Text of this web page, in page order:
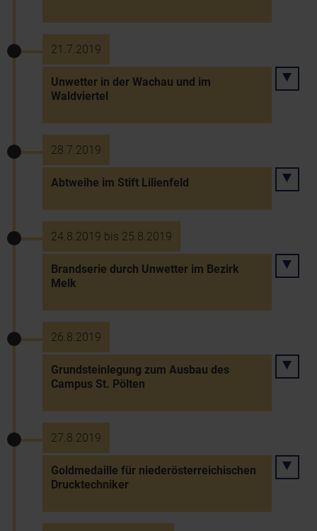
21.7.2019
Unwetter in der Wachau und im
Waldviertel
28.7.2019
Abtweihe im Stift Lilienfeld
24.8.2019 bis 25.8.2019
Brandserie durch Unwetter im Bezirk
Melk
26.8.2019
Grundsteinlegung zum Ausbau des
Campus St. Pölten
27.8.2019
Goldmedaille für niederösterreichischen
Drucktechniker